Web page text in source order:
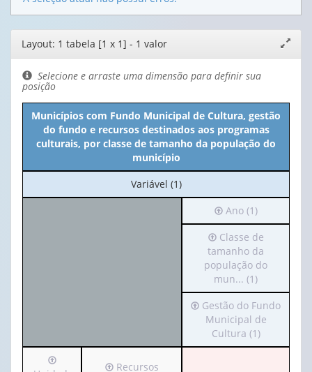
Editor
de
layout
janela
Layout: 1 tabela [1 x 1] - 1 valor
Selecione e arraste uma dimensão para definir sua
posição
Municípios com Fundo Municipal de Cultura, gestão
do fundo e recursos destinados aos programas
culturais, por classe de tamanho da população do
município
No
cabeçalho:
Variável (1)
Irá
para
o
cabeçalho
(possui
apenas
1
valor):
Ano
(1)
Ano (1)
Irá
para
o
cabeçalho
(possui
apenas
1
valor):
Classe de
tamanho da
população do
mun... (1)
Irá
para
cabeçalho
Gestão do Fundo
Municipal de
Cultura (1)
Irá
IráRecursos